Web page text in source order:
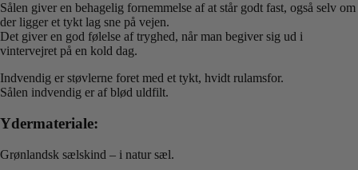
Sålen giver en behagelig fornemmelse af at står godt fast, også selv om
der ligger et tykt lag sne på vejen.
Det giver en god følelse af tryghed, når man begiver sig ud i
vintervejret på en kold dag.
Indvendig er støvlerne foret med et tykt, hvidt rulamsfor.
Sålen indvendig er af blød uldfilt.
Ydermateriale:
Grønlandsk sælskind – i natur sæl.